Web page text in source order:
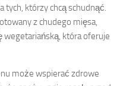
tych, którzy chcą schudnąć.
z chudego mięsa,
wegetariańską, która oferuje
może wspierać zdrowe